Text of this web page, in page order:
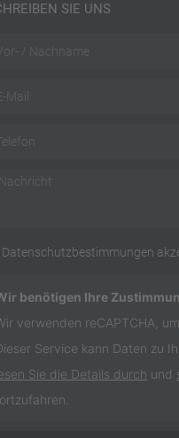
SIE UNS
Datenschutzbestimmungen
benötigen Ihre
verwenden reCAPTCHA,
Service kann Daten zu
Sie die Details durch und